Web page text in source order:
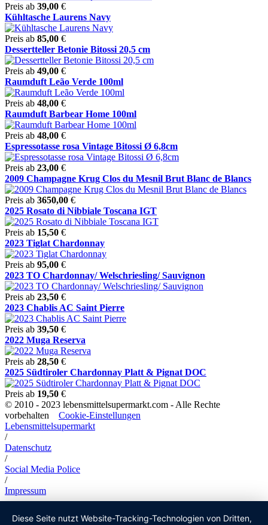
Preis ab 39,00 €
Kühltasche Laurens Navy
Preis ab 85,00 €
Dessertteller Betonie Bitossi 20,5 cm
Preis ab 49,00 €
Raumduft Leão Verde 100ml
Preis ab 48,00 €
Raumduft Barbear Home 100ml
Preis ab 48,00 €
Espressotasse rosa Vintage Bitossi Ø 6,8cm
Preis ab 23,00 €
2009 Champagne Krug Clos du Mesnil Brut Blanc de Blancs
Preis ab 3650,00 €
2025 Rosato di Nibbiale Toscana IGT
Preis ab 15,50 €
2023 Tiglat Chardonnay
Preis ab 95,00 €
2023 TO Chardonnay/ Welschriesling/ Sauvignon
Preis ab 23,50 €
2023 Chablis AC Saint Pierre
Preis ab 39,50 €
2022 Muga Reserva
Preis ab 28,50 €
2025 Südtiroler Chardonnay Platt & Pignat DOC
Preis ab 19,50 €
© 2010 - 2023 lebensmittelsupermarkt.com - Alle Rechte
vorbehalten Cookie-Einstellungen
Lebensmittelsupermarkt
/
Datenschutz
/
Social Media Police
/
Impressum
Diese Seite nutzt Website-Tracking-Technologien von Dritten,